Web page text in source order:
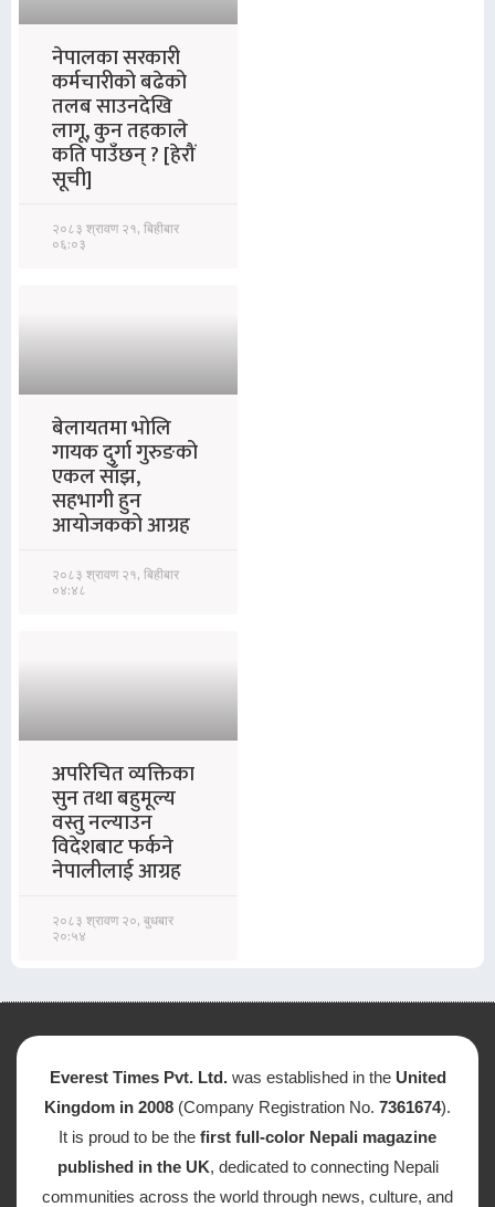
नेपालका सरकारी
कर्मचारीको बढेको
तलब साउनदेखि
लागू, कुन तहकाले
कति पाउँछन् ? [हेरौं
सूची]
२०८३ श्रावण २१, बिहीबार
०६:०३
बेलायतमा भोलि
गायक दुर्गा गुरुङको
एकल साँझ,
सहभागी हुन
आयोजकको आग्रह
२०८३ श्रावण २१, बिहीबार
०४:४८
अपरिचित व्यक्तिका
सुन तथा बहुमूल्य
वस्तु नल्याउन
विदेशबाट फर्कने
नेपालीलाई आग्रह
२०८३ श्रावण २०, बुधबार
२०:५४
Everest Times Pvt. Ltd. was established in the United
Kingdom in 2008 (Company Registration No. 7361674).
It is proud to be the first full-color Nepali magazine
published in the UK, dedicated to connecting Nepali
communities across the world through news, culture, and